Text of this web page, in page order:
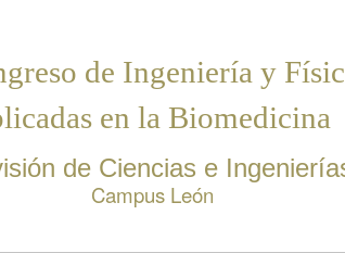
de Ingeniería y
en la Biomedicina
de Ciencias e
Campus León